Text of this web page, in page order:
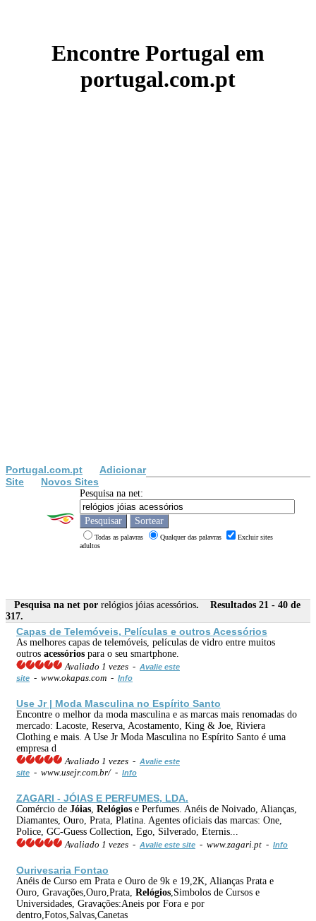
Encontre Portugal em
portugal.com.pt
Portugal.com.pt
Adicionar
Site
Novos Sites
Pesquisa na net:
Todas as palavras Qualquer das palavras
Excluir sites
adultos
Pesquisa na net por relógios jóias acessórios. Resultados 21 - 40 de
317.
Capas de Telemóveis, Películas e outros Acessórios
As melhores capas de telemóveis, películas de vidro entre muitos
outros acessórios para o seu smartphone.
Avaliado 1 vezes - Avalie este
site - www.okapas.com - Info
Use Jr | Moda Masculina no Espírito Santo
Encontre o melhor da moda masculina e as marcas mais renomadas do
mercado: Lacoste, Reserva, Acostamento, King & Joe, Riviera
Clothing e mais. A Use Jr Moda Masculina no Espírito Santo é uma
empresa d
Avaliado 1 vezes - Avalie este
site - www.usejr.com.br/ - Info
ZAGARI - JÓIAS E PERFUMES, LDA.
Comércio de Jóias Relógios e Perfumes. Anéis de Noivado, Alianças,
Diamantes, Ouro, Prata, Platina. Agentes oficiais das marcas: One,
Police, GC-Guess Collection, Ego, Silverado, Eternis...
Avaliado 1 vezes - Avalie este site - www.zagari.pt - Info
Ourivesaria Fontao
Anéis de Curso em Prata e Ouro de 9k e 19,2K, Alianças Prata e
Ouro, Gravações,Ouro,Prata, Relógios ,Simbolos de Cursos e
Universidades, Gravações:Aneis por Fora e por
dentro,Fotos,Salvas,Canetas